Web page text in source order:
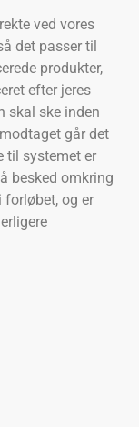
ved vores
det passer til
produkter,
efter jeres
skal ske inden
går det
til systemet er
besked omkring
forløbet, og er